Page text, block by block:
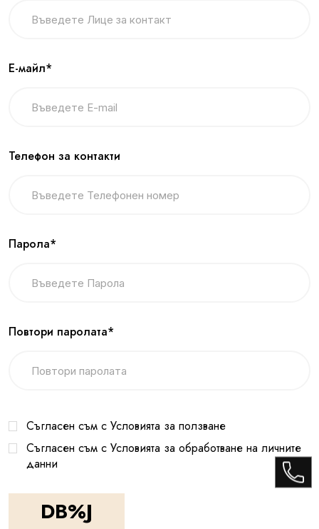
Е-майл*
Телефон за контакти
Парола*
Повтори паролата*
Съгласен съм с Условията за ползване
Съгласен съм с Условията за обработване на личните
данни
DB%J